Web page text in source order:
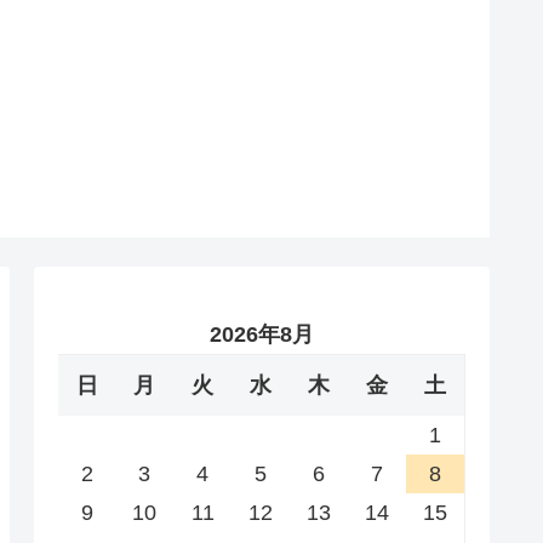
2026年8月
日 月 火 水 木 金 土
1
2
3 4 5 6 7
8
9
10 11 12 13 14
15